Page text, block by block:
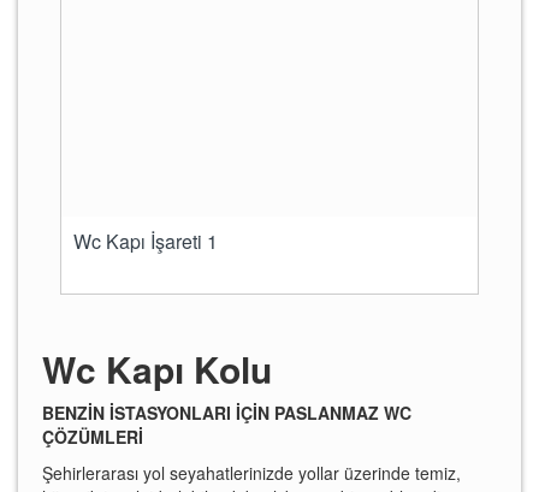
Wc Kapı İşareti 1
Wc Kapı Kolu
BENZİN İSTASYONLARI İÇİN PASLANMAZ WC
ÇÖZÜMLERİ
Şehirlerarası yol seyahatlerinizde yollar üzerinde temiz,